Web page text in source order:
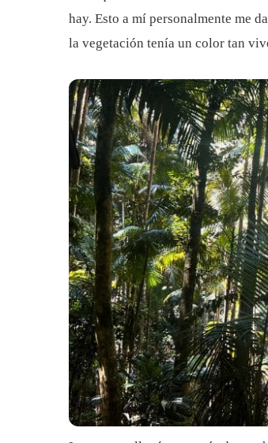
hay. Esto a mí personalmente me
la vegetación tenía un color tan